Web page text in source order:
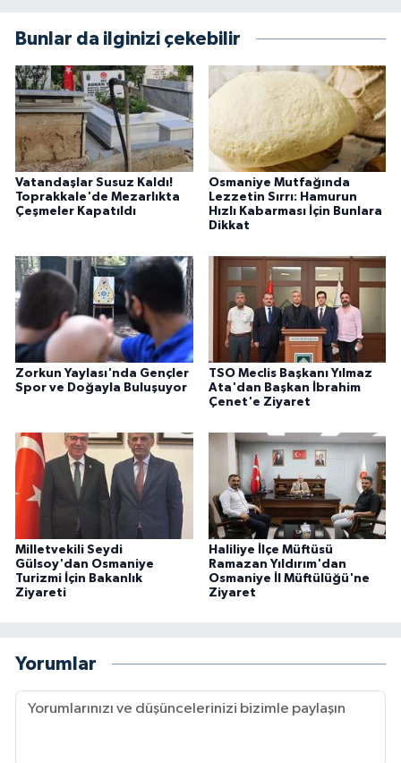
Bunlar da ilginizi çekebilir
Vatandaşlar Susuz Kaldı!
Toprakkale'de Mezarlıkta
Çeşmeler Kapatıldı
Osmaniye Mutfağında
Lezzetin Sırrı: Hamurun
Hızlı Kabarması İçin Bunlara
Dikkat
Zorkun Yaylası'nda Gençler
Spor ve Doğayla Buluşuyor
TSO Meclis Başkanı Yılmaz
Ata'dan Başkan İbrahim
Çenet'e Ziyaret
Milletvekili Seydi
Gülsoy'dan Osmaniye
Turizmi İçin Bakanlık
Ziyareti
Haliliye İlçe Müftüsü
Ramazan Yıldırım'dan
Osmaniye İl Müftülüğü'ne
Ziyaret
Yorumlar